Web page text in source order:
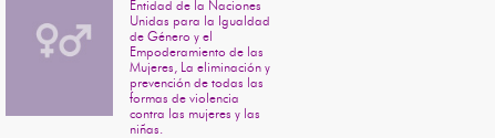
Entidad de la Naciones
Unidas para la Igualdad
de Género y el
Empoderamiento de las
Mujeres, La eliminación y
prevención de todas las
formas de violencia
contra las mujeres y las
niñas.